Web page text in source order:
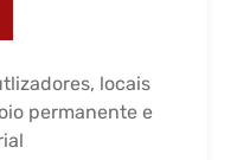
locais
permanente e